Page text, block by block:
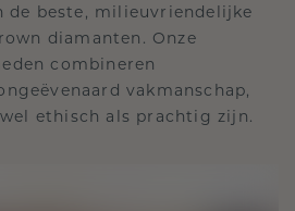
de beste, milieuvriendelijke
diamanten. Onze
combineren
vakmanschap,
ethisch als prachtig zijn.